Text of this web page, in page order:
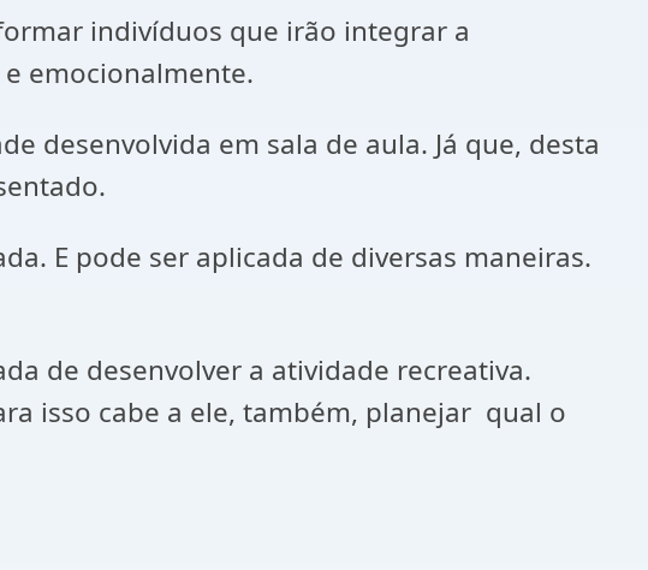
indivíduos que irão integrar a
emocionalmente.
em sala de aula. Já que, desta
E pode ser aplicada de diversas maneiras.
de desenvolver a atividade recreativa.
isso cabe a ele, também, planejar qual o